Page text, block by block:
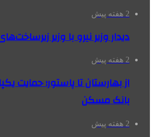
2 هفته پیش
دیدار وزیر نیرو با وزیر
2 هفته پیش
از بهارستان تا پاستور؛ حمایت
بانک مسکن
2 هفته پیش